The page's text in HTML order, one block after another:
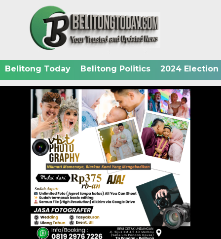
Belitong Today Belitong Politics 2024 Election